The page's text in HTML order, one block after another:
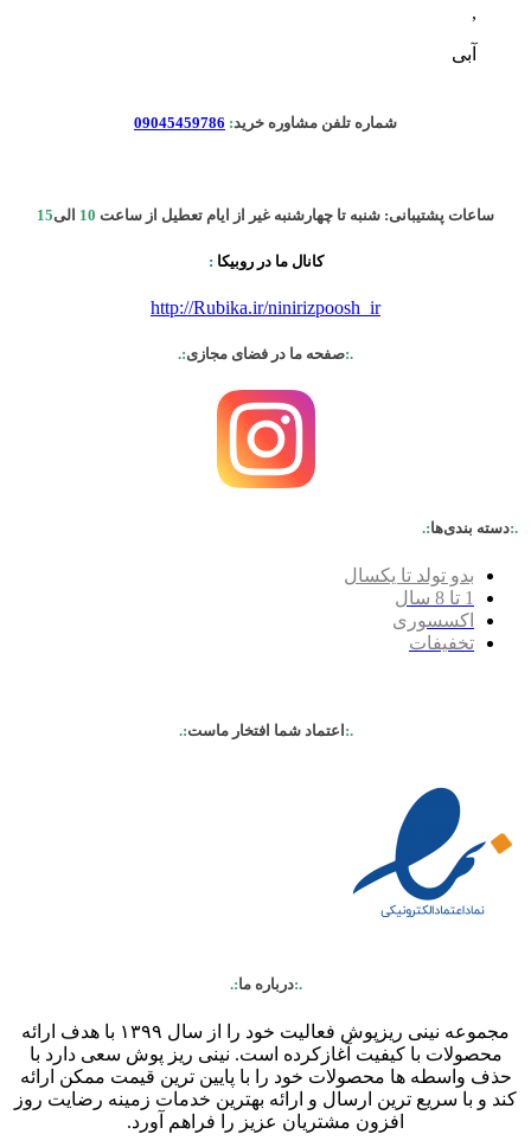
,
آبی
شماره تلفن مشاوره خرید:
09045459786
ساعات پشتیبانی: شنبه تا چهارشنبه غیر از ایام تعطیل از ساعت 10 الی15
کانال ما در روبیکا :
http://Rubika.ir/ninirizpoosh_ir
.:صفحه ما در فضای مجازی:.
.:دسته بندی‌ها:.
بدو تولد تا یکسال
1 تا 8 سال
اکسسوری
تخفیفات
.:اعتماد شما افتخار ماست:.
.:درباره ما:.
مجموعه نینی ریزپوش فعالیت خود را از سال ۱۳۹۹ با هدف ارائه
محصولات با کیفیت آغازکرده است. نینی ریز پوش سعی دارد با
حذف واسطه ها محصولات خود را با پایین ترین قیمت ممکن ارائه
کند و با سریع ترین ارسال و ارائه بهترین خدمات زمینه رضایت روز
افزون مشتریان عزیز را فراهم آورد.